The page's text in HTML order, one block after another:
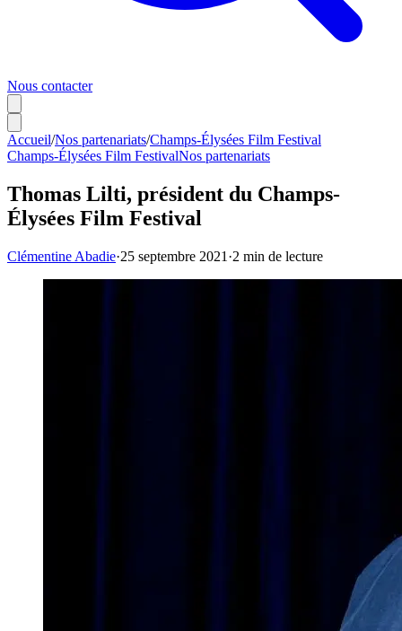
Nous contacter
Accueil/Nos partenariats/Champs-Élysées Film Festival
Champs-Élysées Film FestivalNos partenariats
Thomas Lilti, président du Champs-
Élysées Film Festival
Clémentine Abadie·25 septembre 2021 ·2 min de lecture